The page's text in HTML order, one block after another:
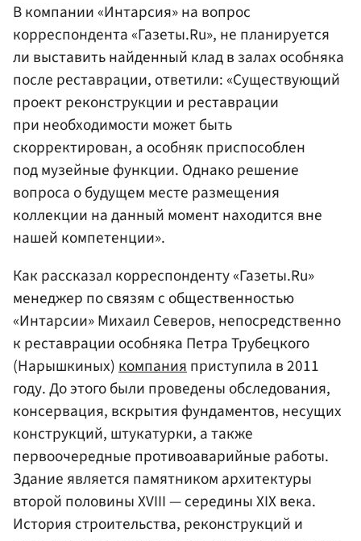
В компании «Интарсия» на вопрос
корреспондента «Газеты.Ru», не планируется
ли выставить найденный клад в залах особняка
после реставрации, ответили: «Существующий
проект реконструкции и реставрации
при необходимости может быть
скорректирован, а особняк приспособлен
под музейные функции. Однако решение
вопроса о будущем месте размещения
коллекции на данный момент находится вне
нашей компетенции».
Как рассказал корреспонденту «Газеты.Ru»
менеджер по связям с общественностью
«Интарсии» Михаил Северов, непосредственно
к реставрации особняка Петра Трубецкого
(Нарышкиных)компанияприступила в 2011
году. До этого были проведены обследования,
консервация, вскрытия фундаментов, несущих
конструкций, штукатурки, а также
первоочередные противоаварийные работы.
Здание является памятником архитектуры
второй половины XVIII — середины XIX века.
История строительства, реконструкций и